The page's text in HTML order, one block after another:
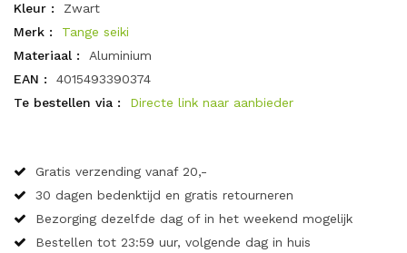
Kleur :
Zwart
Merk :
Tange seiki
Materiaal :
Aluminium
EAN :
4015493390374
Te bestellen via :
Directe link naar aanbieder
Gratis verzending vanaf 20,-
30 dagen bedenktijd en gratis retourneren
Bezorging dezelfde dag of in het weekend mogelijk
Bestellen tot 23:59 uur, volgende dag in huis